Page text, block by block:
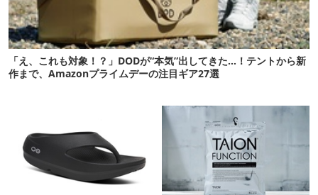
「え、これも対象！？」DODが“本気”出してきた…！テントから新
作まで、Amazonプライムデーの注目ギア27選